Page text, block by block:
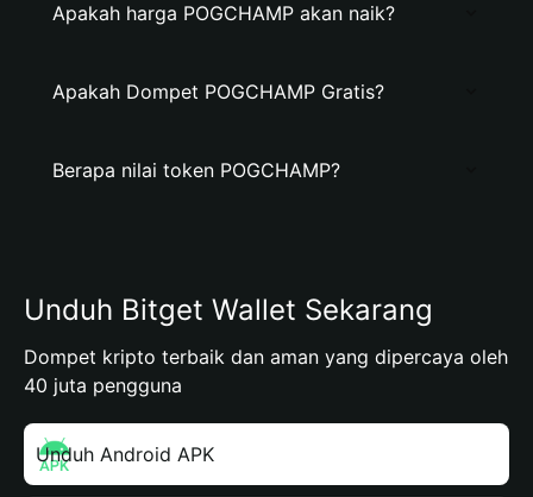
Apakah harga POGCHAMP akan naik?
Apakah Dompet POGCHAMP Gratis?
Berapa nilai token POGCHAMP?
Unduh Bitget Wallet Sekarang
Dompet kripto terbaik dan aman yang dipercaya oleh
40 juta pengguna
Unduh Android APK